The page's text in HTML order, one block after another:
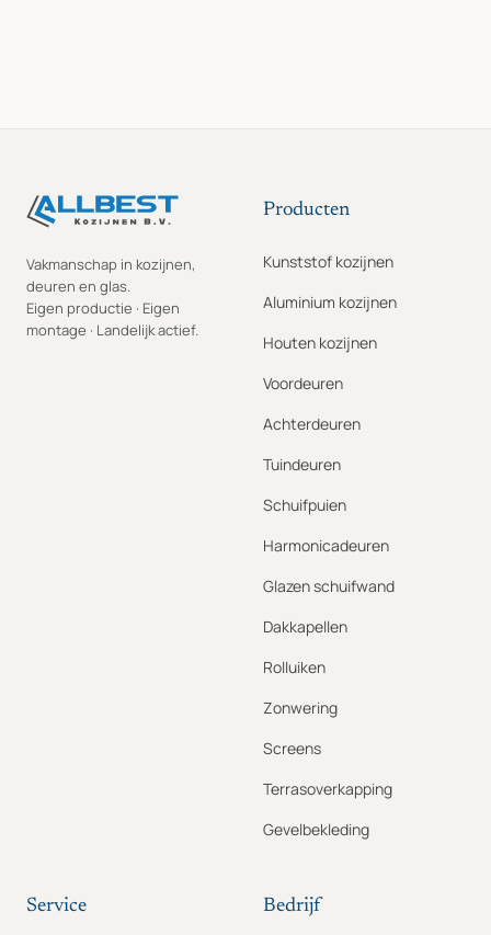
Vakmanschap in kozijnen,
deuren en glas.
Eigen productie · Eigen
montage · Landelijk actief.
Producten
Kunststof kozijnen
Aluminium kozijnen
Houten kozijnen
Voordeuren
Achterdeuren
Tuindeuren
Schuifpuien
Harmonicadeuren
Glazen schuifwand
Dakkapellen
Rolluiken
Zonwering
Screens
Terrasoverkapping
Gevelbekleding
Service Bedrijf